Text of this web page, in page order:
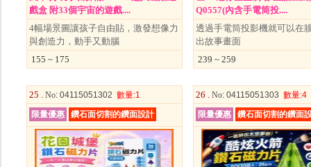
戲盒 附33個宇宙的遊戲....
4幅場景圖讓孩子自由貼，激發想像力
與創造力，動手又動腦
155 ~ 175
Q0557(內含手電筒投....
透過手電筒投影機就可以在
出故事畫面
239 ~ 259
25 . No: 04115051302 數量:1
限量優惠
鑽石面切割的鑽面設計
26 . No: 04115051303 數量:4
限量優惠
鑽石面切割的鑽面